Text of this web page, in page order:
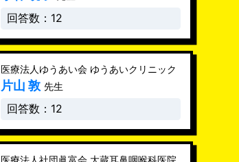
回答数：12
医療法人ゆうあい会 ゆうあいクリニック
片山 敦 先生
回答数：12